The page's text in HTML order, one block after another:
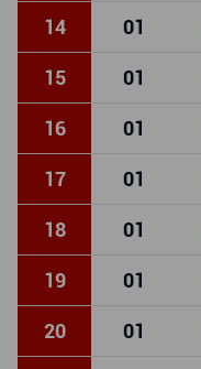
14 01
15 01
16 01
17 01
18 01
19 01
20 01